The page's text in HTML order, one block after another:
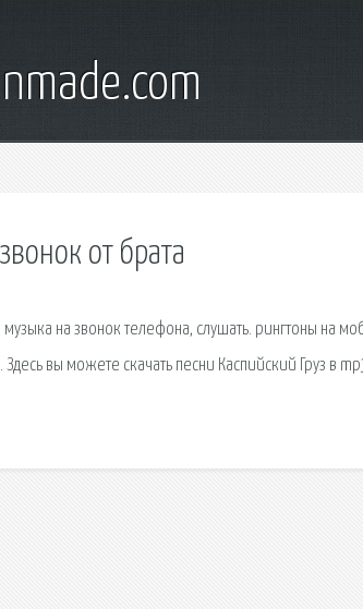
от брата
на звонок телефона, слушать. рингтоны на
вы можете скачать песни Каспийский Груз в